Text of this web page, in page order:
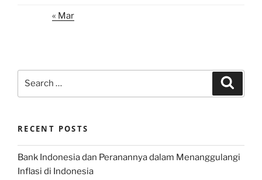
« Mar
RECENT POSTS
Bank Indonesia dan Peranannya dalam Menanggulangi
Inflasi di Indonesia